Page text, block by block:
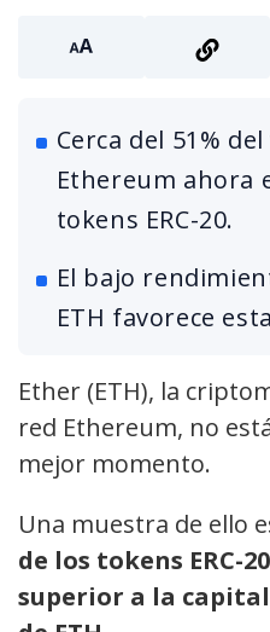
Cerca del 51%
Ethereum ahora
tokens ERC-20.
El bajo
ETH favorece
Ether (ETH), la
red Ethereum, no
mejor momento.
Una muestra de ello
de los tokens ERC-
superior a la